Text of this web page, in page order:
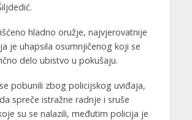
hladno oružje, najvjerovatnije
je uhapsila osumnjičenog koji se
delo ubistvo u pokušaju.
pobunili zbog policijskog uviđaja,
spreče istražne radnje i sruše
su se nalazili, međutim policija je